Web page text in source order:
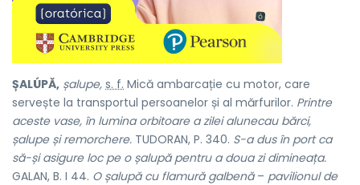
ȘALÚPĂ, șalupe, s. f. Mică ambarcație cu motor, care
servește la transportul persoanelor și al mărfurilor. Printre
aceste vase, în lumina orbitoare a zilei alunecau bărci,
șalupe și remorchere. TUDORAN, P. 340. S-a dus în port ca
să-și asigure loc pe o șalupă pentru a doua zi dimineața.
GALAN, B. I 44. O șalupă cu flamură galbenă– pavilionul de